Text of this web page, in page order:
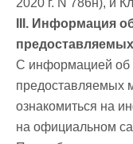
2020 г. N 786н), и
III. Информация
С информацией об
предоставляемых
ознакомиться на
на официальном